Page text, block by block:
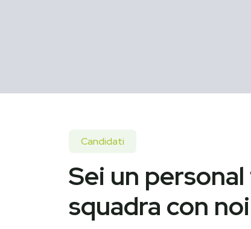
Candidati
Sei un
squadra con noi